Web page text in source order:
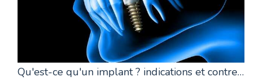
Qu'est-ce qu'un implant ? indications et contre-indications